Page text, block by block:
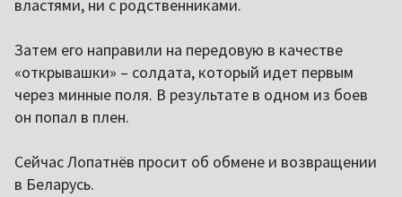
властями, ни с родственниками.
Затем его направили на передовую в качестве
«открывашки» – солдата, который идет первым
через минные поля. В результате в одном из боев
он попал в плен.
Сейчас Лопатнёв просит об обмене и возвращении
в Беларусь.